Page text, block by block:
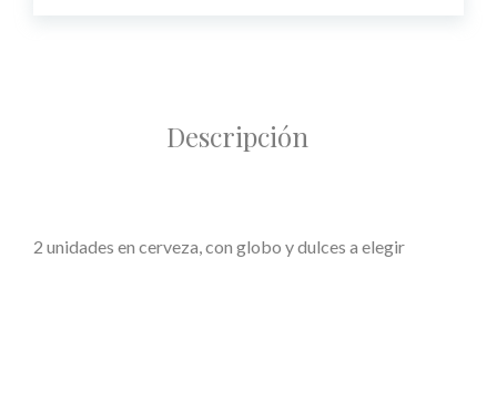
Descripción
2 unidades en cerveza, con globo y dulces a elegir